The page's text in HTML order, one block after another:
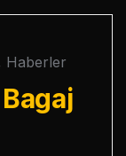
Haberler